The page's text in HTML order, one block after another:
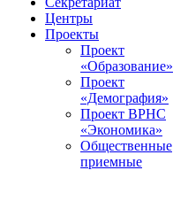
Центры
Проекты
Проект
«Образование»
Проект
«Демография»
Проект ВРНС
«Экономика»
Общественные
приемные